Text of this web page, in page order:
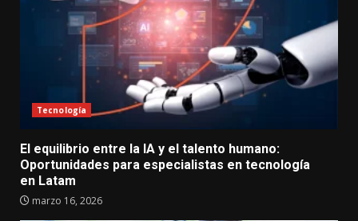
Tecnología
El equilibrio entre la IA y el talento humano:
Oportunidades para especialistas en tecnología
en Latam
marzo 16, 2026